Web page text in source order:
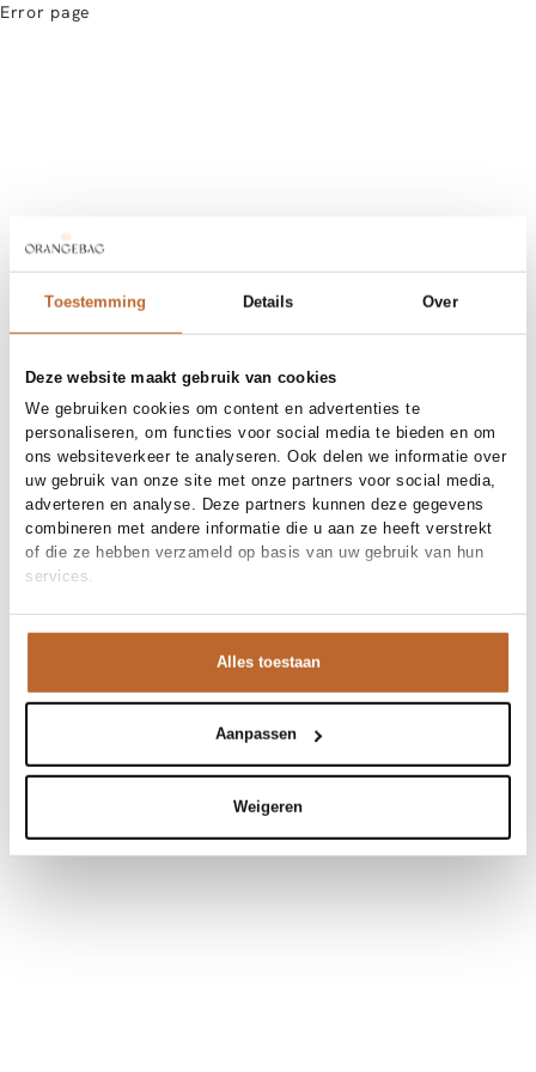
Toestemming Details Over
Deze website maakt gebruik van cookies
We gebruiken cookies om content en advertenties te
personaliseren, om functies voor social media te bieden en om
ons websiteverkeer te analyseren. Ook delen we informatie over
uw gebruik van onze site met onze partners voor social media,
adverteren en analyse. Deze partners kunnen deze gegevens
combineren met andere informatie die u aan ze heeft verstrekt
of die ze hebben verzameld op basis van uw gebruik van hun
services.
Alles toestaan
Aanpassen
Weigeren
Error page